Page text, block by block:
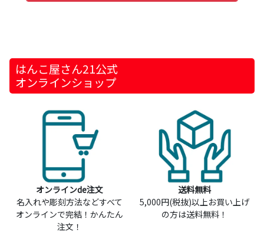
はんこ屋さん21公式
オンラインショップ
オンラインde注文
名入れや彫刻方法などすべて
オンラインで完結！かんたん
注文！
送料無料
5,000円(税抜)以上お買い上げ
の方は送料無料！